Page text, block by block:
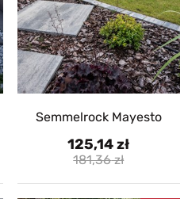
Semmelrock Mayesto
125,14
181,36